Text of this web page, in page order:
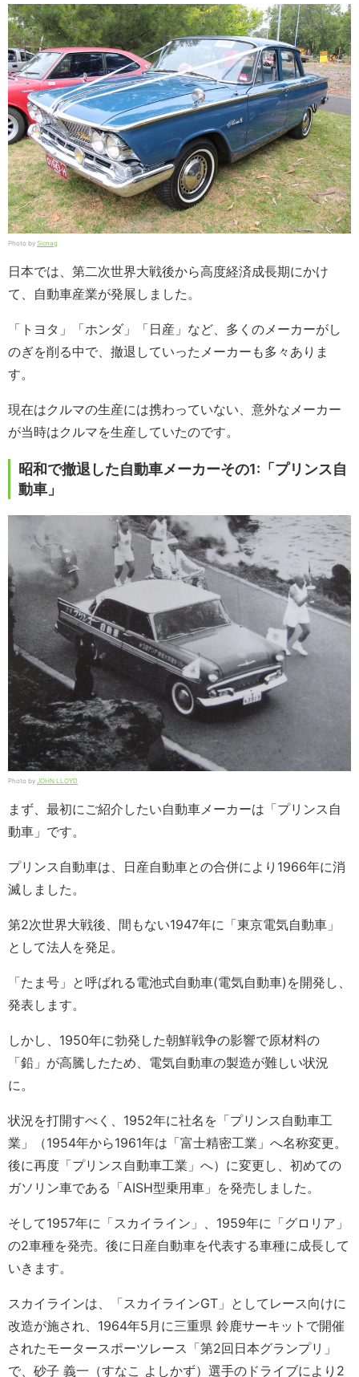
Photo by Sicnag
日本では、第二次世界大戦後から高度経済成長期にかけ
て、自動車産業が発展しました。
「トヨタ」「ホンダ」「日産」など、多くのメーカーがし
のぎを削る中で、撤退していったメーカーも多々ありま
す。
現在はクルマの生産には携わっていない、意外なメーカー
が当時はクルマを生産していたのです。
昭和で撤退した自動車メーカーその1:「プリンス自
動車」
Photo by JOHN LLOYD
まず、最初にご紹介したい自動車メーカーは「プリンス自
動車」です。
プリンス自動車は、日産自動車との合併により1966年に消
滅しました。
第2次世界大戦後、間もない1947年に「東京電気自動車」
として法人を発足。
「たま号」と呼ばれる電池式自動車(電気自動車)を開発し、
発表します。
しかし、1950年に勃発した朝鮮戦争の影響で原材料の
「鉛」が高騰したため、電気自動車の製造が難しい状況
に。
状況を打開すべく、1952年に社名を「プリンス自動車工
業」（1954年から1961年は「富士精密工業」へ名称変更。
後に再度「プリンス自動車工業」へ）に変更し、初めての
ガソリン車である「AISH型乗用車」を発売しました。
そして1957年に「スカイライン」、1959年に「グロリア」
の2車種を発売。後に日産自動車を代表する車種に成長して
いきます。
スカイラインは、「スカイラインGT」としてレース向けに
改造が施され、1964年5月に三重県 鈴鹿サーキットで開催
されたモータースポーツレース「第2回日本グランプリ」
で、砂子 義一（すなこ よしかず）選手のドライブにより2